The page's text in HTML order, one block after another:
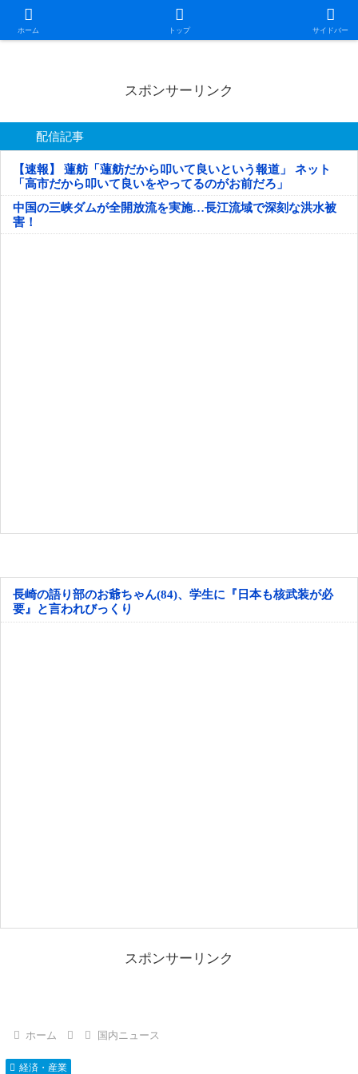
ホーム トップ サイドバー
日本第一！ニュース録
スポンサーリンク
配信記事
【速報】 蓮舫「蓮舫だから叩いて良いという報道」 ネット
「高市だから叩いて良いをやってるのがお前だろ」
中国の三峡ダムが全開放流を実施…長江流域で深刻な洪水被
害！
長崎の語り部のお爺ちゃん(84)、学生に『日本も核武装が必
要』と言われびっくり
スポンサーリンク
ホーム 国内ニュース
経済・産業